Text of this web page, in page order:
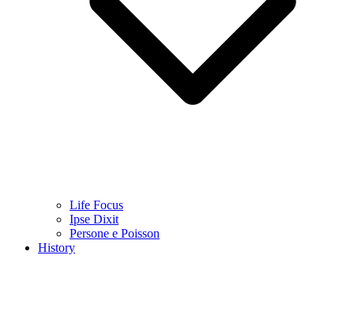
Life Focus
Ipse Dixit
Persone e Poisson
History